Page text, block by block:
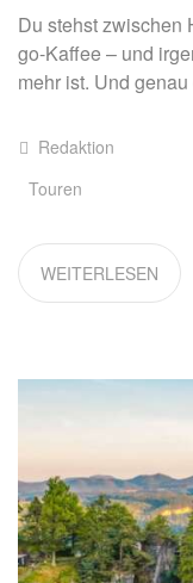
Du stehst zwischen
go-Kaffee – und
mehr ist. Und
Redaktion
Touren
WEITERLESEN